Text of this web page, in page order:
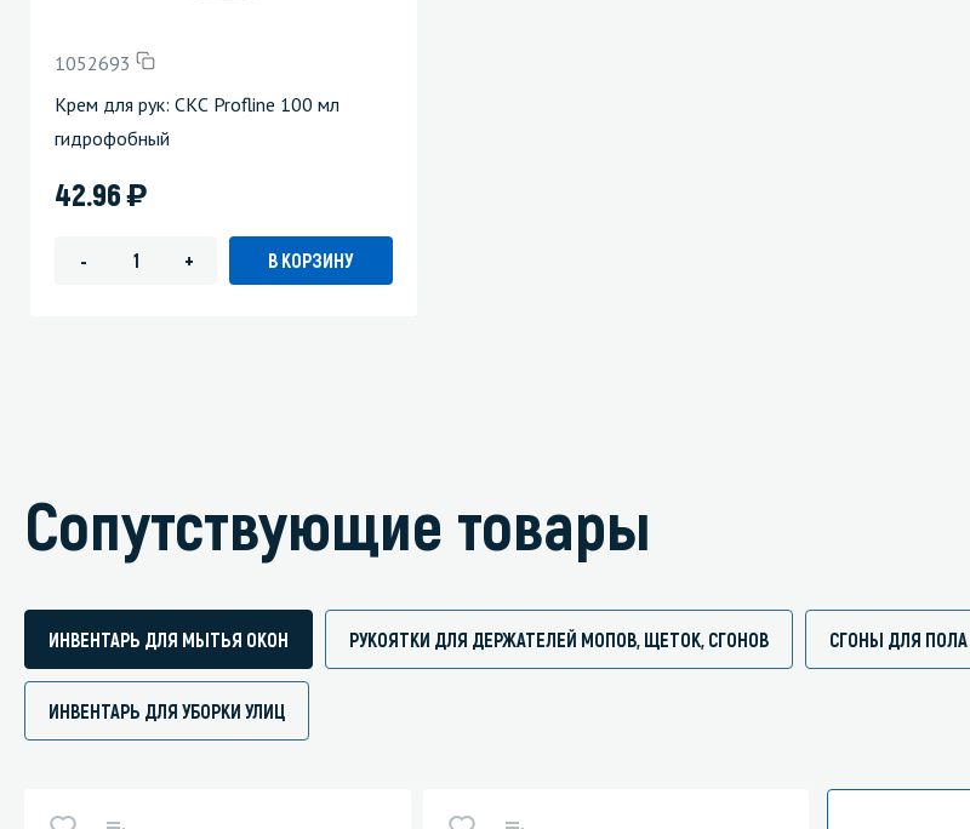
1052693
Крем для рук: СКС Profline 100 мл
гидрофобный
42.96)
- + В КОРЗИНУ
Сопутствующие товары
ИНВЕНТАРЬ ДЛЯ МЫТЬЯ ОКОН РУКОЯТКИ ДЛЯ ДЕРЖАТЕЛЕЙ МОПОВ, ЩЕТОК, СГОНОВ СГОНЫ ДЛЯ ПОЛА
ИНВЕНТАРЬ ДЛЯ УБОРКИ УЛИЦ